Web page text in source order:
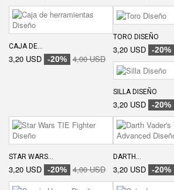
CAJA DE...
3,20 USD -20% 4,00 USD
TORO DISEÑO
3,20 USD -20%
SILLA DISEÑO
3,20 USD -20%
STAR WARS...
3,20 USD -20% 4,00 USD
DARTH...
3,20 USD -20%